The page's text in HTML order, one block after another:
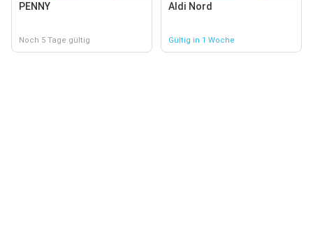
PENNY
Noch 5 Tage gültig
Aldi Nord
Gültig in 1 Woche